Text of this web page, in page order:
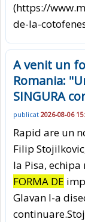
(https://
de-la-
A venit un
Romania:
SINGURA
publicat 2026-08-06
Rapid are un
Filip
la Pisa,
FORMA DE
Glavan l-a